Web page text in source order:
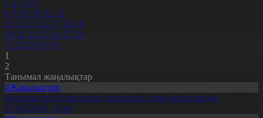
1 2 3 4 5
6 7 8 9 10 11 12
13 14 15 16 17 18 19
20 21 22 23 24 25 26
27 28 29 30 31
1
2
Танымал жаңалықтар
#Жаңалықтар
Мемлекеттік білім грант иегерлері тізімі жарияланды
07.08.2026, 19:46